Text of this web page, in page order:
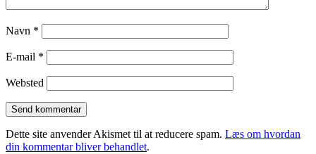
Navn *
E-mail *
Websted
Dette site anvender Akismet til at reducere spam. Læs om hvordan
din kommentar bliver behandlet.